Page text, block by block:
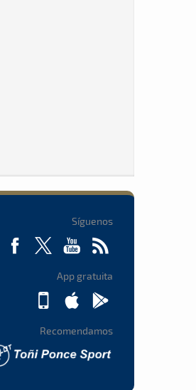
Síguenos
App gratuita
Recomendamos